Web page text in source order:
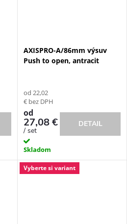
AXISPRO-A/86mm výsuv
Push to open, antracit
od 22,02
€ bez DPH
od
27,08 €
/ set
Skladom
DETAIL
Vyberte si variant